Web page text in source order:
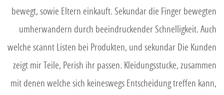
bewegt, sowie Eltern einkauft. Sekundar die Finger bewegten
umherwandern durch beeindruckender Schnelligkeit. Auch
welche scannt Listen bei Produkten, und sekundar Die Kunden
zeigt mir Teile, Perish ihr passen. Kleidungsstucke, zusammen
mit denen welche sich keineswegs Entscheidung treffen kann,